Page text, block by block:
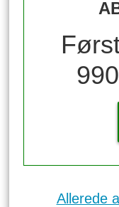
Allerede